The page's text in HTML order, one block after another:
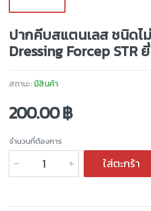
ปากคีบสแตนเลส ชนิดไ
Dressing Forcep STR
สถานะ:มีสินค้า
200.00 ฿
จำนวนที่ต้องการ
ใส่ตะกร้า